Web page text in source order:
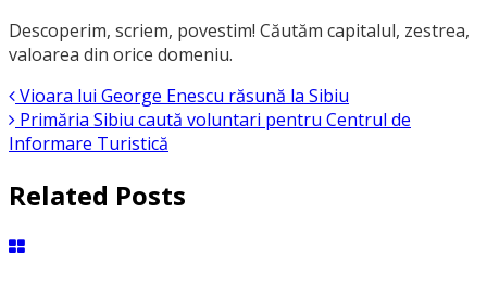
Descoperim, scriem, povestim! Căutăm capitalul, zestrea,
valoarea din orice domeniu.
Vioara lui George Enescu răsună la Sibiu
Primăria Sibiu caută voluntari pentru Centrul de
Informare Turistică
Related Posts